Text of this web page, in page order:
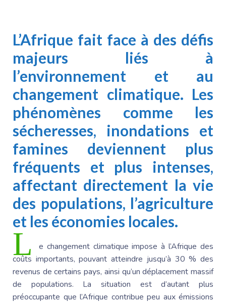
L’Afrique fait face à des défis
majeurs liés à
l’environnement et au
changement climatique. Les
phénomènes comme les
sécheresses, inondations et
famines deviennent plus
fréquents et plus intenses,
affectant directement la vie
des populations, l’agriculture
et les économies locales.
L
e changement climatique impose à l’Afrique des
coûts importants, pouvant atteindre jusqu’à 30 % des
revenus de certains pays, ainsi qu’un déplacement massif
de populations. La situation est d’autant plus
préoccupante que l’Afrique contribue peu aux émissions